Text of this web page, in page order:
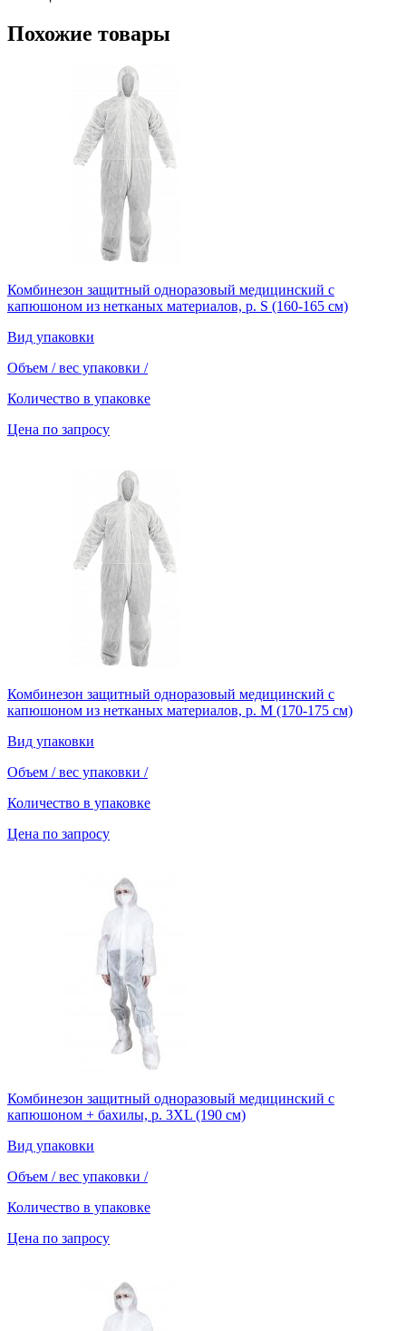
Похожие товары
Комбинезон защитный одноразовый медицинский с
капюшоном из нетканых материалов, р. S (160-165 см)
Вид упаковки
Объем / вес упаковки /
Количество в упаковке
Цена по запросу
Комбинезон защитный одноразовый медицинский с
капюшоном из нетканых материалов, р. M (170-175 см)
Вид упаковки
Объем / вес упаковки /
Количество в упаковке
Цена по запросу
Комбинезон защитный одноразовый медицинский с
капюшоном + бахилы, р. 3XL (190 см)
Вид упаковки
Объем / вес упаковки /
Количество в упаковке
Цена по запросу